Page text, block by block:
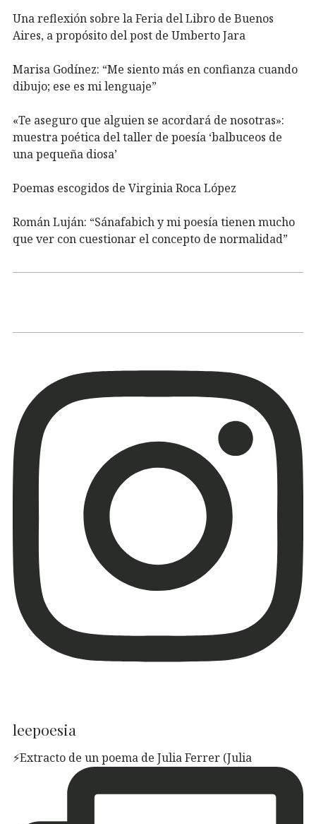
Una reflexión sobre la Feria del Libro de Buenos
Aires, a propósito del post de Umberto Jara
Marisa Godínez: “Me siento más en confianza cuando
dibujo; ese es mi lenguaje”
«Te aseguro que alguien se acordará de nosotras»:
muestra poética del taller de poesía ‘balbuceos de
una pequeña diosa’
Poemas escogidos de Virginia Roca López
Román Luján: “Sánafabich y mi poesía tienen mucho
que ver con cuestionar el concepto de normalidad”
leepoesia
⚡️Extracto de un poema de Julia Ferrer (Julia